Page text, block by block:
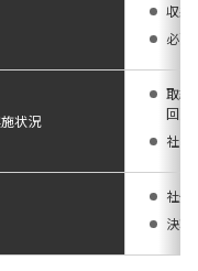
収益
必要
状況
取締
回）
社員
社外
決算